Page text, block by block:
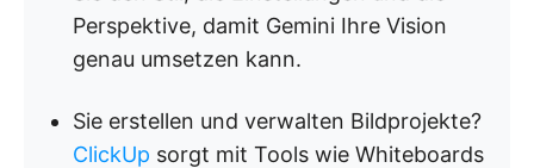
Perspektive, damit Gemini Ihre Vision
genau umsetzen kann.
Sie erstellen und verwalten Bildprojekte?
ClickUp sorgt mit Tools wie Whiteboards